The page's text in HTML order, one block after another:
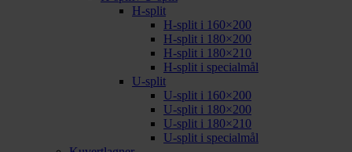
H-split
H-split i 160×200
H-split i 180×200
H-split i 180×210
H-split i specialmål
U-split
U-split i 160×200
U-split i 180×200
U-split i 180×210
U-split i specialmål